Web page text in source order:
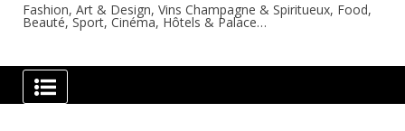
Fashion, Art & Design, Vins Champagne & Spiritueux, Food,
Beauté, Sport, Cinéma, Hôtels & Palace…